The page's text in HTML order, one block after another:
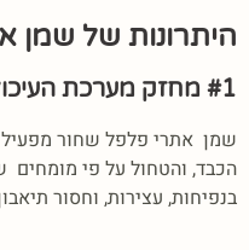
היתרונות של שמן
#1 מחזק מערכת העיכול
שמן אתרי פלפל שחור מפעיל
הכבד, והטחול על פי
בנפיחות, עצירות, וחסור